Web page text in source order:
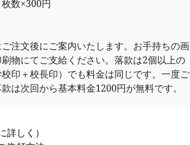
枚数×300円
注文後にご案内いたします。お手持ちの画
物にてご支給ください。落款は2個以上の
印＋校長印）でも料金は同じです。一度ご
は次回から基本料金1200円が無料です。
詳しく）